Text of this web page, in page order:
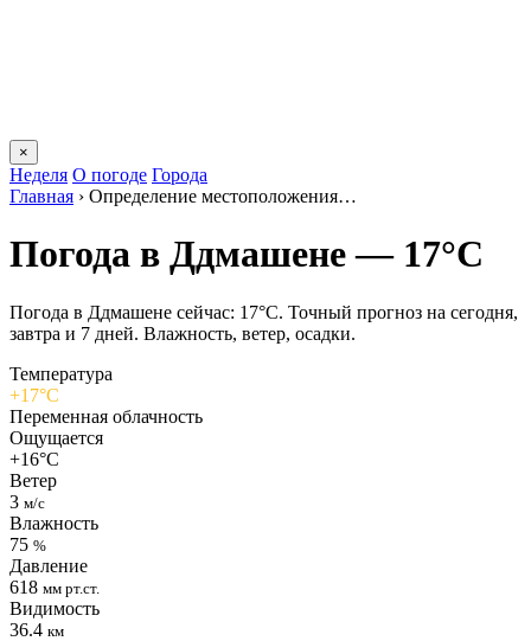
×
Неделя О погоде Города
Главная › Определение местоположения…
Погода в Ддмашене — 17°C
Погода в Ддмашене сейчас: 17°C. Точный прогноз на сегодня,
завтра и 7 дней. Влажность, ветер, осадки.
Температура
+17°C
Переменная облачность
Ощущается
+16°C
Ветер
3 м/с
Влажность
75 %
Давление
618 мм рт.ст.
Видимость
36.4 км